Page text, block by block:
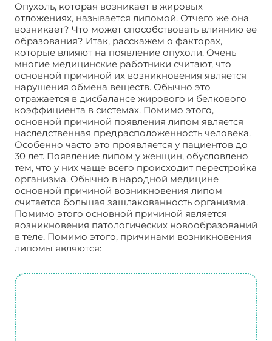
Опухоль, которая возникает в жировых
отложениях, называется липомой. Отчего же она
возникает? Что может способствовать влиянию ее
образования? Итак, расскажем о факторах,
которые влияют на появление опухоли. Очень
многие медицинские работники считают, что
основной причиной их возникновения является
нарушения обмена веществ. Обычно это
отражается в дисбалансе жирового и белкового
коэффициента в системах. Помимо этого,
основной причиной появления липом является
наследственная предрасположенность человека.
Особенно часто это проявляется у пациентов до
30 лет. Появление липом у женщин, обусловлено
тем, что у них чаще всего происходит перестройка
организма. Обычно в народной медицине
основной причиной возникновения липом
считается большая зашлакованность организма.
Помимо этого основной причиной является
возникновения патологических новообразований
в теле. Помимо этого, причинами возникновения
липомы являются: